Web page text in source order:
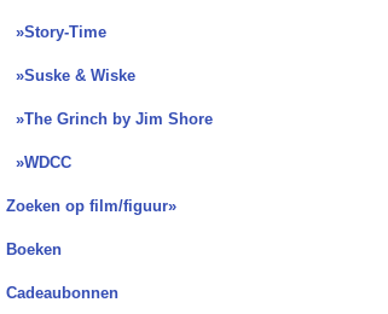
»Story-Time
»Suske & Wiske
»The Grinch by Jim Shore
»WDCC
Zoeken op film/figuur»
Boeken
Cadeaubonnen